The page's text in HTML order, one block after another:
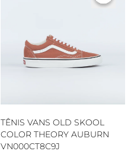
TÊNIS VANS OLD SKOOL
COLOR THEORY AUBURN
VN000CT8C9J